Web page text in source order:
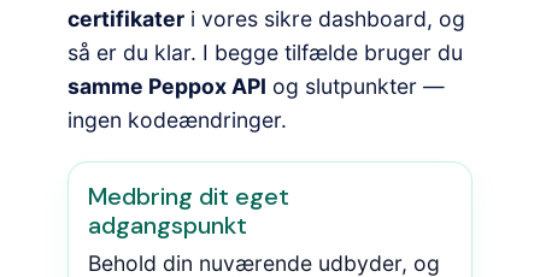
certifikateri vores sikre dashboard, og
så er du klar. I begge tilfælde bruger du
samme Peppox API og slutpunkter —
ingen kodeændringer.
Medbring dit eget
adgangspunkt
Behold din nuværende udbyder, og